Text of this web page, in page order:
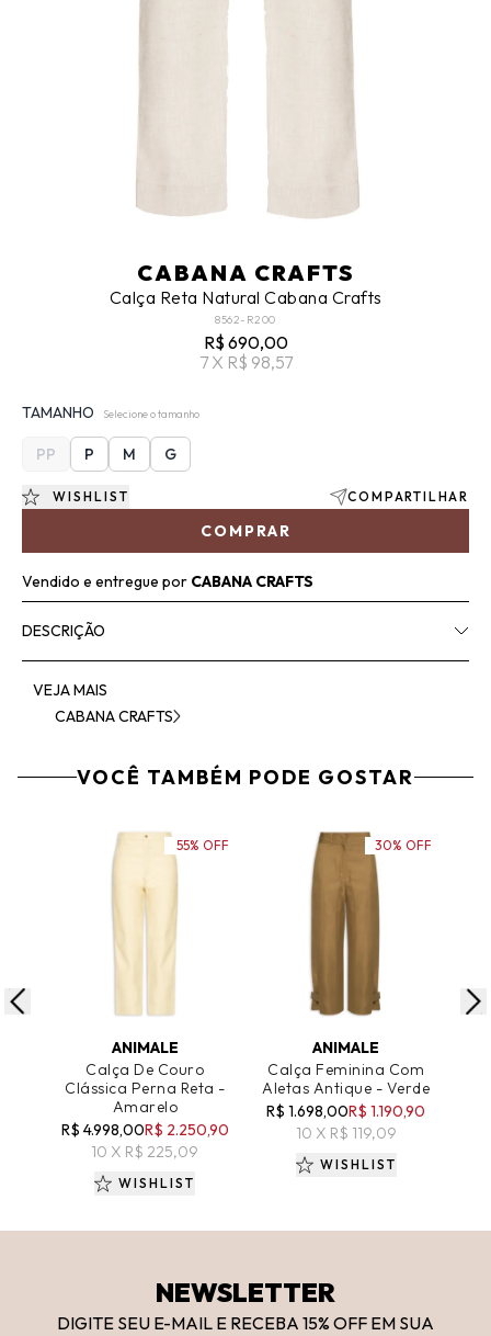
CABANA CRAFTS
Calça Reta Natural Cabana Crafts
8562-R200
R$ 690,00
7 X R$ 98,57
TAMANHO Selecione o tamanho
PP P M G
COMPRAR
WISHLIST COMPARTILHAR
Vendido e entregue por CABANA CRAFTS
DESCRIÇÃO
VEJA MAIS
CABANA CRAFTS
VOCÊ TAMBÉM PODE GOSTAR
ADICIONAR AO CARRINHO
ANIMALE
Calça De Couro
Clássica Perna Reta -
Amarelo
R$ 4.998,00R$ 2.250,90
10 X R$ 225,09
55% OFF
WISHLIST
ADICIONAR AO CARRINHO
ANIMALE
Calça Feminina Com
Aletas Antique - Verde
R$ 1.698,00R$ 1.190,90
10 X R$ 119,09
30% OFF
WISHLIST
NEWSLETTER
DIGITE SEU E-MAIL E RECEBA 15% OFF EM SUA